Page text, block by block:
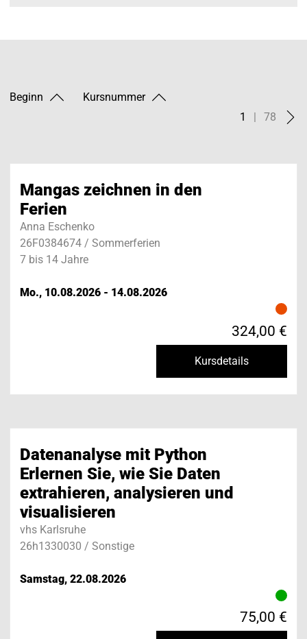
Beginn
Kursnummer
1
| 78
Mangas zeichnen in den
Ferien
Anna Eschenko
26F0384674 / Sommerferien
7 bis 14 Jahre
Mo., 10.08.2026 - 14.08.2026
324,00 €
Kursdetails
Datenanalyse mit Python
Erlernen Sie, wie Sie Daten
extrahieren, analysieren und
visualisieren
vhs Karlsruhe
26h1330030 / Sonstige
Samstag, 22.08.2026
75,00 €